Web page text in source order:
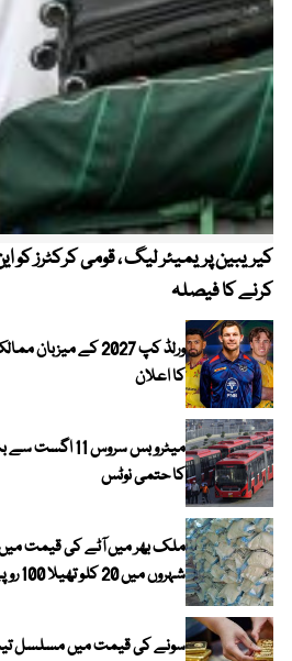
کرنے کا فیصلہ
ورلڈ کپ 2027 کے
کا اعلان
میٹرو بس سروس
کا حتمی نوٹس
ملک بھر میں آٹے کی قیمت
شہروں میں 20 کلو تھیلا 100 روپے تک مہنگا
سونے کی قیمت میں مسلسل